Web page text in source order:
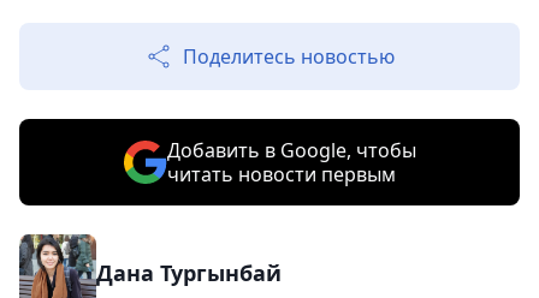
Поделитесь новостью
Добавить в Google, чтобы
читать новости первым
Дана Тургынбай